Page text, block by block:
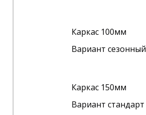
Каркас 100мм
Вариант сезонный
Каркас 150мм
Вариант стандарт